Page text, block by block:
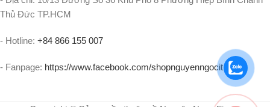
Thủ Đức TP.HCM
- Hotline: +84 866 155 007
- Fanpage: https://www.facebook.com/shopnguyenngocit